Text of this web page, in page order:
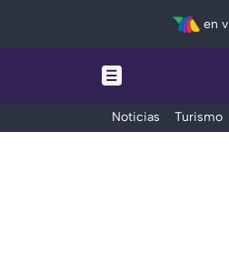
en
Noticias Turismo